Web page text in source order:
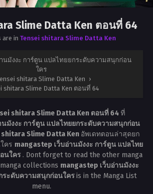
Slime Datta Ken ตอนที่ 64
are in Tensei shitara Slime Datta Ken
านมังงะ การ์ตูน แปลไทยยกระดับความสนุกก่อน
ใคร
shitara Slime Datta Ken ›
shitara Slime Datta Ken ตอนที่ 64
shitara Slime Datta Ken ตอนที่ 64 ที่
นมังงะ การ์ตูน แปลไทยยกระดับความสนุกก่อน
shitara Slime Datta Ken อัพเดทตอนล่าสุดยก
คร mangastep เว็บอ่านมังงะ การ์ตูน แปลไทย
นใคร . Dont forget to read the other manga
collections mangastep เว็บอ่านมังงะ
ระดับความสนุกก่อนใครis in the Manga List
menu.